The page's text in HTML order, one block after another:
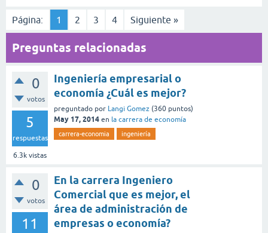
Página: 1 2 3 4 Siguiente »
Preguntas relacionadas
0
votos
5
respuestas
6.3k vistas
Ingeniería empresarial o
economía ¿Cuál es mejor?
preguntado por Langi Gomez (360 puntos)
May 17, 2014 en la carrera de economía
carrera-economia ingeniería
0
votos
11
En la carrera Ingeniero
Comercial que es mejor, el
área de administración de
empresas o economía?